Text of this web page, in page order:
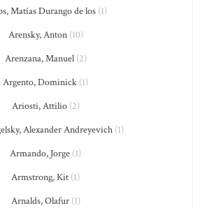
Matías Durango de los (1)
Arensky, Anton(10)
Arenzana, Manuel(2)
Argento, Dominick (1)
Ariosti, Attilio(2)
Alexander Andreyevich(1)
Armando, Jorge (1)
Armstrong, Kit (1)
Arnalds, Olafur(1)